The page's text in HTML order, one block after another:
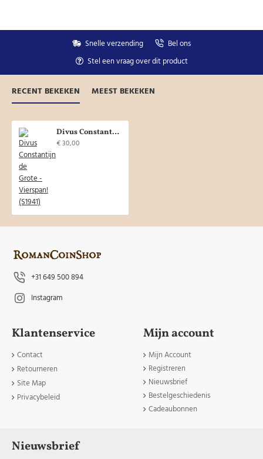
Snelle verzending
Bel ons
Stel een vraag over dit product
RECENT BEKEKEN MEEST BEKEKEN
Divus Constantijn de Grote - Vierspan! (S1941)
€ 30,00
+31 649 500 894
Instagram
Klantenservice
Contact
Retourneren
Site Map
Privacybeleid
Mijn account
Mijn Account
Registreren
Nieuwsbrief
Bestelgeschiedenis
Cadeaubonnen
Nieuwsbrief